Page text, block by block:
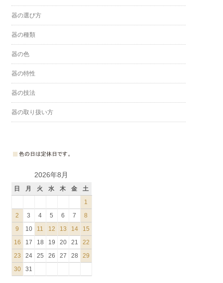
器の選び方
器の種類
器の色
器の特性
器の技法
器の取り扱い方
2026年8月
日 月 火 水 木 金
土
1
2
3 4 5 6 7
8
9
10 11 12 13 14
15
16
17 18 19 20 21
22
23
24 25 26 27 28
29
30
31